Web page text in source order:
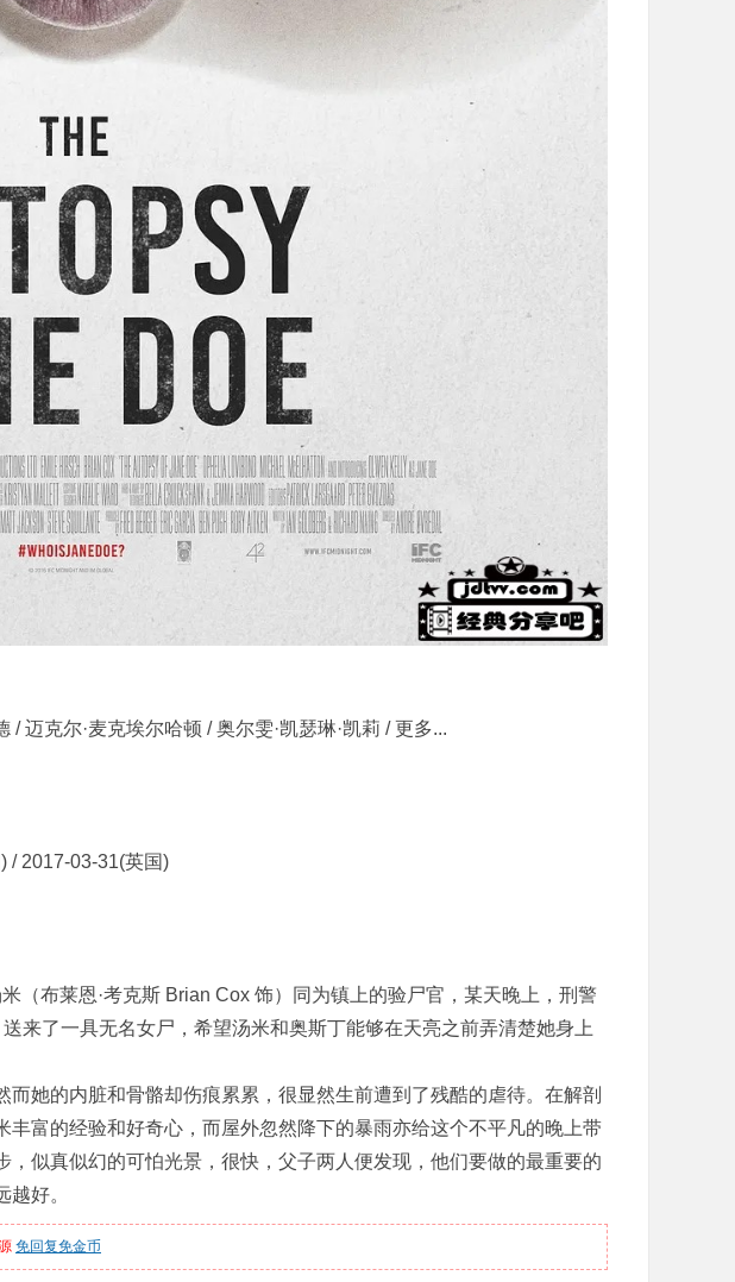
迈克尔·麦克埃尔哈顿 / 奥尔雯·凯瑟琳·凯莉 / 更多...
/ 2017-03-31(英国)
布莱恩·考克斯 Brian Cox 饰）同为镇上的验尸官，某天晚上，刑警
来了一具无名女尸，希望汤米和奥斯丁能够在天亮之前弄清楚她身上
的内脏和骨骼却伤痕累累，很显然生前遭到了残酷的虐待。在解剖
富的经验和好奇心，而屋外忽然降下的暴雨亦给这个不平凡的晚上带
似真似幻的可怕光景，很快，父子两人便发现，他们要做的最重要的
好。
免回复免金币